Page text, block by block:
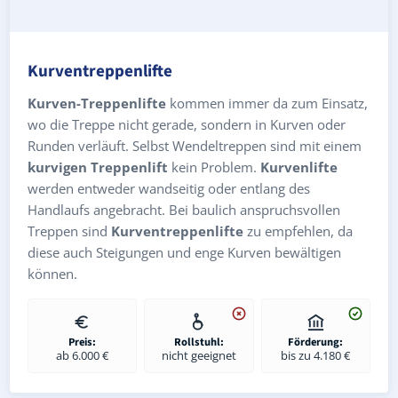
Kurventreppenlifte
Kurven-Treppenlifte kommen immer da zum Einsatz,
wo die Treppe nicht gerade, sondern in Kurven oder
Runden verläuft. Selbst Wendeltreppen sind mit einem
kurvigen Treppenlift kein Problem. Kurvenlifte
werden entweder wandseitig oder entlang des
Handlaufs angebracht. Bei baulich anspruchsvollen
Treppen sind Kurventreppenlifte zu empfehlen, da
diese auch Steigungen und enge Kurven bewältigen
können.
Preis:
ab 6.000 €
Rollstuhl:
nicht geeignet
Förderung:
bis zu 4.180 €